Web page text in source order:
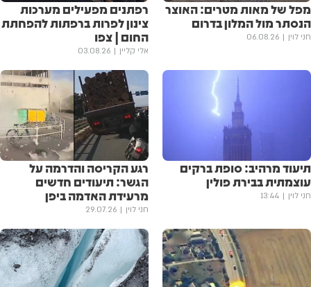
מפל של מאות מטרים: האוצר
הנסתר מול המלון בדרום
חני לוין 06.08.26
רפתנים מפעילים מערכות
צינון לפרות ברפתות להפחתת
החום | צפו
אלי קליין 03.08.26
תיעוד מרהיב: סופת ברקים
עוצמתית בבירת פולין
חני לוין 13:44
רגע הקריסה והדרמה על
הגשר: תיעודים חדשים
מרעידת האדמה ביפן
חני לוין 29.07.26